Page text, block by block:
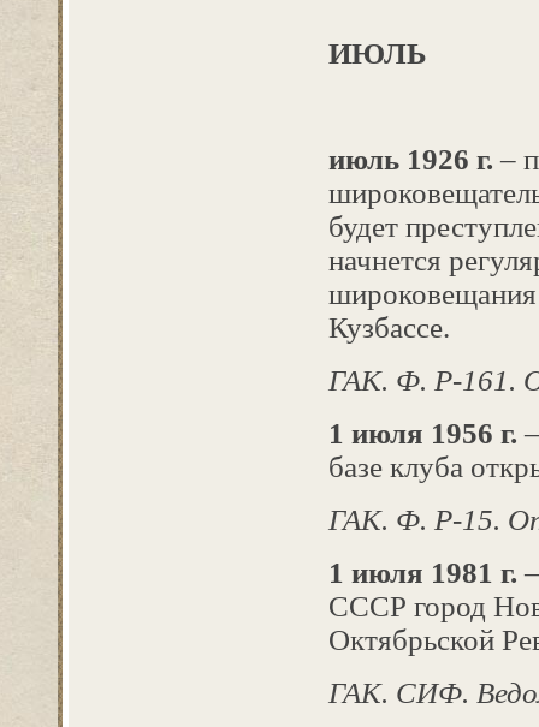
ИЮЛЬ
июль 1926 г. –
будет
начнется
Кузбассе.
ГАК. Ф. Р-161.
1 июля 1956 г.
базе клуба
ГАК. Ф. Р-15.
1 июля 1981 г.
СССР город
Октябрьской
ГАК. СИФ.